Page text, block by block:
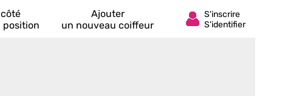
position
Ajouter
un nouveau coiffeur